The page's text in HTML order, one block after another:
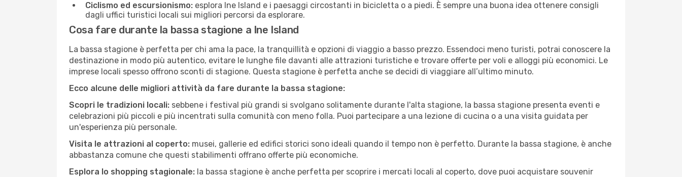
Ciclismo ed escursionismo: esplora Ine Island e i paesaggi circostanti in bicicletta o a piedi. È sempre una buona idea ottenere consigli
dagli uffici turistici locali sui migliori percorsi da esplorare.
Cosa fare durante la bassa stagione a Ine Island
La bassa stagione è perfetta per chi ama la pace, la tranquillità e opzioni di viaggio a basso prezzo. Essendoci meno turisti, potrai conoscere la
destinazione in modo più autentico, evitare le lunghe file davanti alle attrazioni turistiche e trovare offerte per voli e alloggi più economici. Le
imprese locali spesso offrono sconti di stagione. Questa stagione è perfetta anche se decidi di viaggiare all’ultimo minuto.
Ecco alcune delle migliori attività da fare durante la bassa stagione:
Scopri le tradizioni locali: sebbene i festival più grandi si svolgano solitamente durante l'alta stagione, la bassa stagione presenta eventi e
celebrazioni più piccoli e più incentrati sulla comunità con meno folla. Puoi partecipare a una lezione di cucina o a una visita guidata per
un'esperienza più personale.
Visita le attrazioni al coperto: musei, gallerie ed edifici storici sono ideali quando il tempo non è perfetto. Durante la bassa stagione, è anche
abbastanza comune che questi stabilimenti offrano offerte più economiche.
Esplora lo shopping stagionale: la bassa stagione è anche perfetta per scoprire i mercati locali al coperto, dove puoi acquistare souvenir